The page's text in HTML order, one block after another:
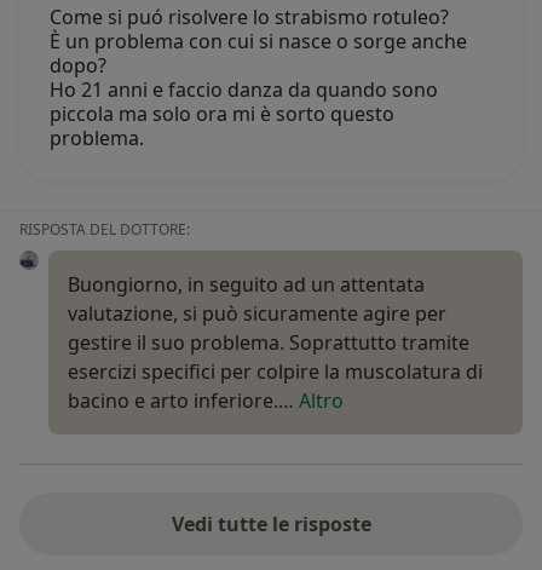
Come si puó risolvere lo strabismo rotuleo?
È un problema con cui si nasce o sorge anche
dopo?
Ho 21 anni e faccio danza da quando sono
piccola ma solo ora mi è sorto questo
problema.
RISPOSTA DEL DOTTORE:
Buongiorno, in seguito ad un attentata
valutazione, si può sicuramente agire per
gestire il suo problema. Soprattutto tramite
esercizi specifici per colpire la muscolatura di
bacino e arto inferiore.… Altro
Vedi tutte le risposte